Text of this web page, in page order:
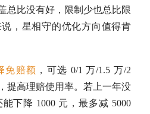
总比没有好，限制少也总比限
，星相守的优化方向值得肯
免赔额 ，可选 0/1 万/1.5 万/2
提高理赔使用率。若上一年没
下降 1000 元，最多减 5000